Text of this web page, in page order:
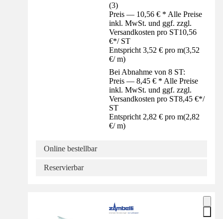
(3)
Preis — 10,56 € * Alle Preise
inkl. MwSt. und ggf. zzgl.
Versandkosten pro ST10,56
€*/ ST
Entspricht 3,52 € pro m(3,52
€/ m)
Bei Abnahme von 8 ST:
Preis — 8,45 € * Alle Preise
inkl. MwSt. und ggf. zzgl.
Versandkosten pro ST8,45 €*/
ST
Entspricht 2,82 € pro m(2,82
€/ m)
Online bestellbar
Reservierbar